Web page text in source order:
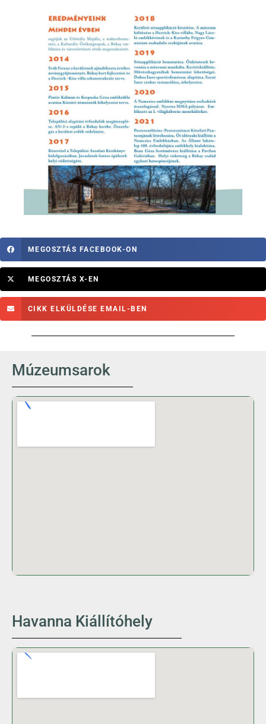
MEGOSZTÁS FACEBOOK-ON
MEGOSZTÁS X-EN
CIKK ELKÜLDÉSE EMAIL-BEN
Múzeumsarok
Havanna Kiállítóhely